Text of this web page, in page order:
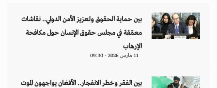
بين حماية الحقوق وتعزيز الأمن الدولي.. نقاشات
معمّقة في مجلس حقوق الإنسان حول مكافحة
الإرهاب
11 مارس 2026 - 09:30
بين الفقر وخطر الانفجار.. الأفغان يواجهون الموت